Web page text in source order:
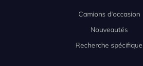
Camions d'occasion
Nouveautés
Recherche spécifique